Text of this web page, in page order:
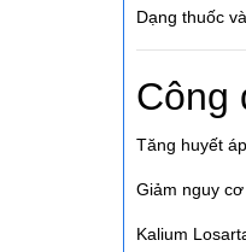
Dạng thuốc
Công
Tăng huyết áp
Giảm nguy
Kalium